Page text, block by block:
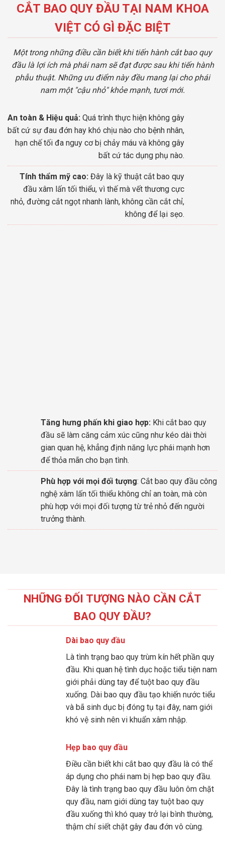
CẮT BAO QUY ĐẦU TẠI NAM KHOA
VIỆT CÓ GÌ ĐẶC BIỆT
Một trong những điều cần biết khi tiến hành cắt bao quy
đầu là lợi ích mà phái nam sẽ đạt được sau khi tiến hành
phẫu thuật. Những ưu điểm này đều mang lại cho phái
nam một "cậu nhỏ" khỏe mạnh, tươi mới.
An toàn & Hiệu quả: Quá trình thực hiện không gây
bất cứ sự đau đớn hay khó chịu nào cho bệnh nhân,
hạn chế tối đa nguy cơ bị chảy máu và không gây
bất cứ tác dụng phụ nào.
Tính thẩm mỹ cao: Đây là kỹ thuật cắt bao quy
đầu xâm lấn tối thiểu, vì thế mà vết thương cực
nhỏ, đường cắt ngọt nhanh lành, không cần cắt chỉ,
không để lại sẹo.
Tăng hưng phấn khi giao hợp: Khi cắt bao quy
đầu sẽ làm căng cảm xúc cũng như kéo dài thời
gian quan hệ, khẳng định năng lực phái mạnh hơn
để thỏa mãn cho bạn tình.
Phù hợp với mọi đối tượng: Cắt bao quy đầu công
nghệ xâm lấn tối thiểu không chỉ an toàn, mà còn
phù hợp với mọi đối tượng từ trẻ nhỏ đến người
trưởng thành.
NHỮNG ĐỐI TƯỢNG NÀO CẦN CẮT
BAO QUY ĐẦU?
Dài bao quy đầu
Là tình trạng bao quy trùm kín hết phần quy
đầu. Khi quan hệ tình dục hoặc tiểu tiện nam
giới phải dùng tay để tuột bao quy đầu
xuống. Dài bao quy đầu tạo khiến nước tiểu
và bã sinh dục bị đóng tụ tại đây, nam giới
khó vệ sinh nên vi khuẩn xâm nhập.
Hẹp bao quy đầu
Điều cần biết khi cắt bao quy đầu là có thể
áp dụng cho phái nam bị hẹp bao quy đầu.
Đây là tình trạng bao quy đầu luôn ôm chặt
quy đầu, nam giới dùng tay tuột bao quy
đầu xuống thì khó quay trở lại bình thường,
thậm chí siết chặt gây đau đớn vô cùng.